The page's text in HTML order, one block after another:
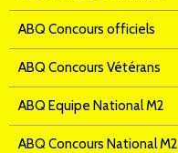
ABQ Concours officiels
ABQ Concours Vétérans
ABQ Equipe National M2
ABQ Concours National M2